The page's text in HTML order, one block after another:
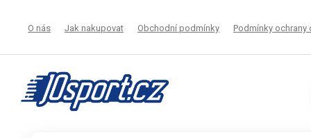
O nás Jak nakupovat Obchodní podmínky Podmínky ochrany